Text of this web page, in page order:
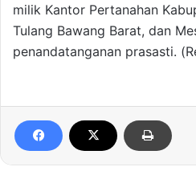
milik Kantor Pertanahan
Tulang Bawang Barat, dan
penandatanganan prasasti.